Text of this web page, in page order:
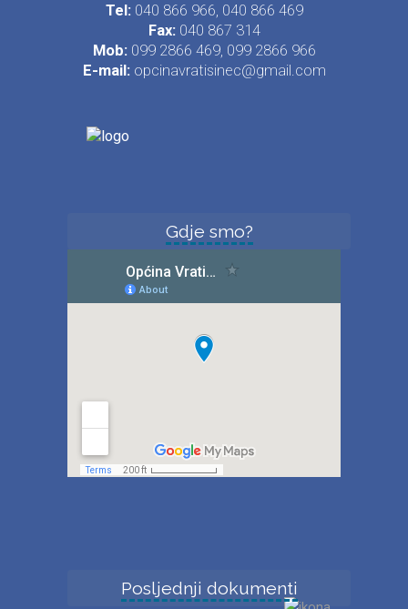
Tel: 040 866 966, 040 866 469
Fax: 040 867 314
Mob: 099 2866 469, 099 2866 966
E-mail: opcinavratisinec@gmail.com
Gdje smo?
Posljednji dokumenti